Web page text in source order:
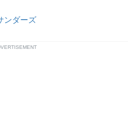
ンダーズ